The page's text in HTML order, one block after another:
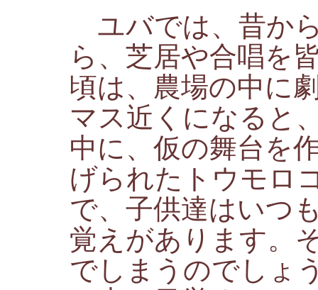
ユバでは、昔か
ら、芝居や合唱を
頃は、農場の中に
マス近くになると
中に、仮の舞台を
げられたトウモロ
で、子供達はいつ
覚えがあります。
でしまうのでしょ